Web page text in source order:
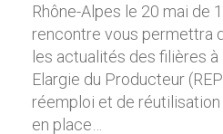
Rhône-Alpes le 20 mai de
rencontre vous permettra
les actualités des filières
Elargie du Producteur
réemploi et de
en place…